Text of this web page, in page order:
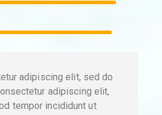
adipiscing elit, sed do
adipiscing elit,
tempor incididunt ut